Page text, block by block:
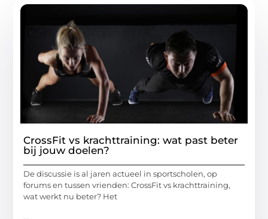
CrossFit vs krachttraining: wat past beter
bij jouw doelen?
De discussie is al jaren actueel in sportscholen, op
forums en tussen vrienden: CrossFit vs krachttraining,
wat werkt nu beter? Het
...